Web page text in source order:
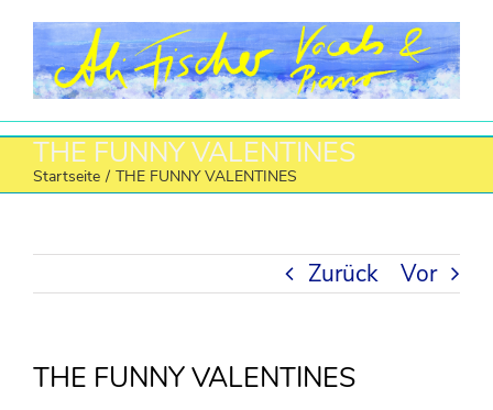
Inhalt
springen
THE FUNNY VALENTINES
Startseite / THE FUNNY VALENTINES
Zurück Vor
THE FUNNY VALENTINES